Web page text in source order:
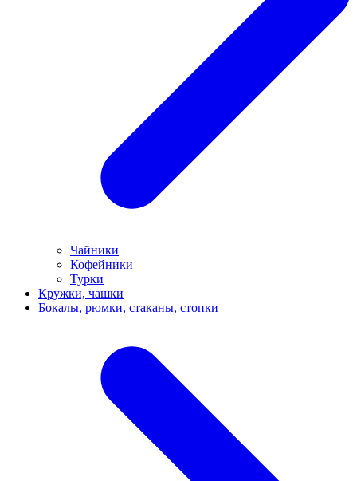
Чайники
Кофейники
Турки
Кружки, чашки
Бокалы, рюмки, стаканы, стопки